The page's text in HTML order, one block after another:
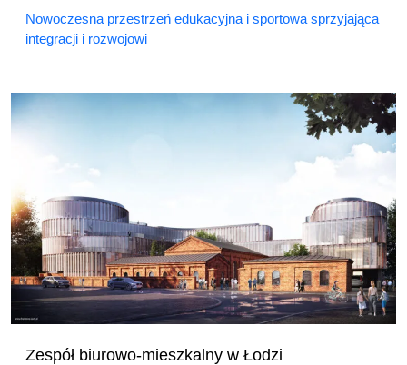
Nowoczesna przestrzeń edukacyjna i sportowa sprzyjająca
integracji i rozwojowi
Zespół biurowo-mieszkalny w Łodzi